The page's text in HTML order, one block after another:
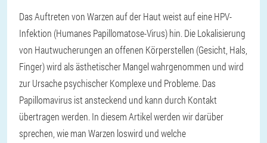
Das Auftreten von Warzen auf der Haut weist auf eine HPV-
Infektion (Humanes Papillomatose-Virus) hin. Die Lokalisierung
von Hautwucherungen an offenen Körperstellen (Gesicht, Hals,
Finger) wird als ästhetischer Mangel wahrgenommen und wird
zur Ursache psychischer Komplexe und Probleme. Das
Papillomavirus ist ansteckend und kann durch Kontakt
übertragen werden. In diesem Artikel werden wir darüber
sprechen, wie man Warzen loswird und welche